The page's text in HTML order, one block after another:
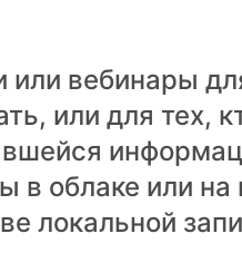
вебинары
или для тех,
в облаке или
локальной